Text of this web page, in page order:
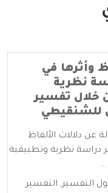
وأثرها في
نظرية
خلال تفسير
للشنقيطي
عن دلالات الألفاظ
دراسة نظرية وتطبيقية
التفسير, التفسير